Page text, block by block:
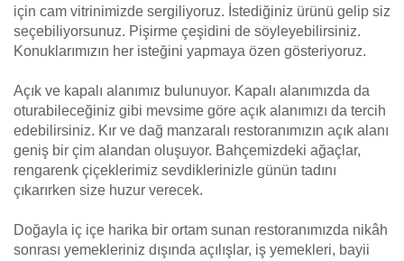
için cam vitrinimizde sergiliyoruz. İstediğiniz ürünü gelip siz
seçebiliyorsunuz. Pişirme çeşidini de söyleyebilirsiniz.
Konuklarımızın her isteğini yapmaya özen gösteriyoruz.
Açık ve kapalı alanımız bulunuyor. Kapalı alanımızda da
oturabileceğiniz gibi mevsime göre açık alanımızı da tercih
edebilirsiniz. Kır ve dağ manzaralı restoranımızın açık alanı
geniş bir çim alandan oluşuyor. Bahçemizdeki ağaçlar,
rengarenk çiçeklerimiz sevdiklerinizle günün tadını
çıkarırken size huzur verecek.
Doğayla iç içe harika bir ortam sunan restoranımızda nikâh
sonrası yemekleriniz dışında açılışlar, iş yemekleri, bayii